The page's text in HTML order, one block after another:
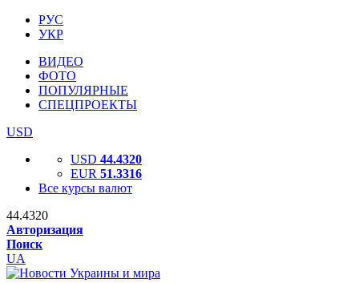
РУС
УКР
ВИДЕО
ФОТО
ПОПУЛЯРНЫЕ
СПЕЦПРОЕКТЫ
USD
USD 44.4320
EUR 51.3316
Все курсы валют
44.4320
Авторизация
Поиск
UA